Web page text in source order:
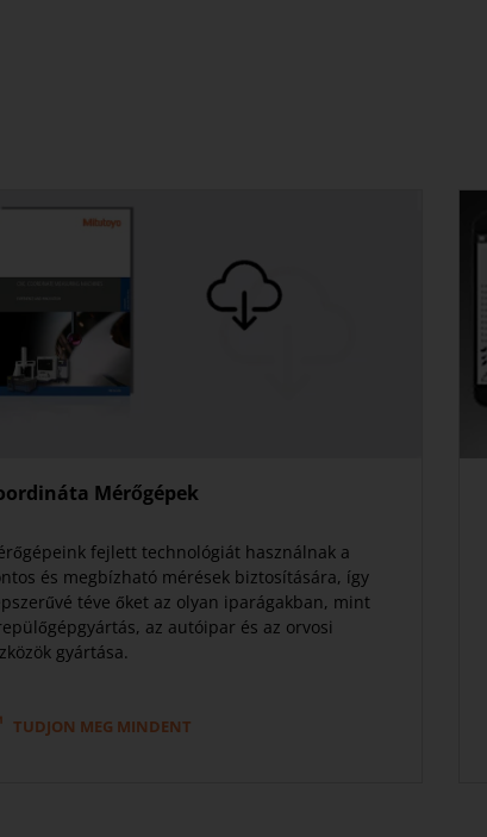
Mérőgépek
fejlett technológiát használnak a
és megbízható mérések biztosítására, így
téve őket az olyan iparágakban, mint
az autóipar és az orvosi
gyártása.
TUDJON MEG MINDENT